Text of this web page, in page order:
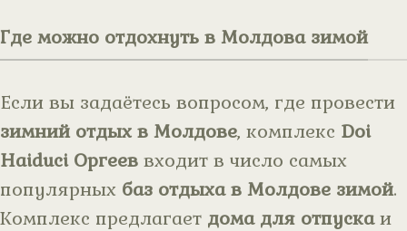
Где можно отдохнуть в Молдова зимой
Если вы задаётесь вопросом, где провести
зимний отдых в Молдове, комплекс Doi
Haiduci Оргеев входит в число самых
популярных баз отдыха в Молдове зимой.
Комплекс предлагает дома для отпускаи